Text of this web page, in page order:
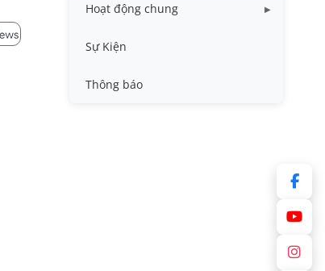
Hoạt động chung
Tin công tác sinh viên
Tin đào tạo
Sự Kiện
Thông báo